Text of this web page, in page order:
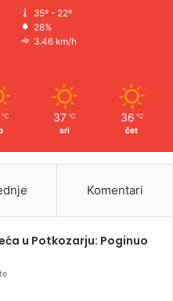
35º - 22º
28%
3.46 km/h
℃ 37 ℃
sri
36 ℃
čet
Komentari
u Potkozarju: Poginuo